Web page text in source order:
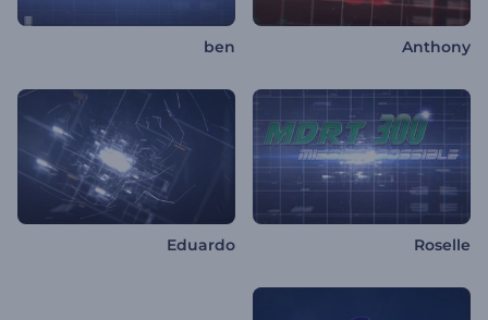
Anthony
ben
Roselle
Eduardo